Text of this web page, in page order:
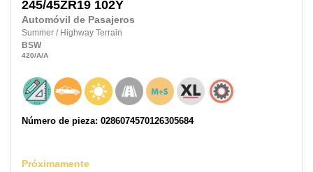
245/45ZR19 102Y
Automóvil de Pasajeros
Summer / Highway Terrain
BSW
420/A/A
Número de pieza: 0286074570126305684
Próximamente